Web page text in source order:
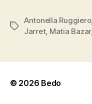
Tag
Antonella Ruggiero,
Jarret, Matia Bazar,
© 2026 Bedo